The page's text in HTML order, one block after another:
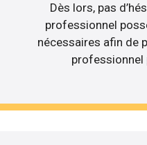
Dès lors, pas
professionnel
nécessaires afin de
professionnel